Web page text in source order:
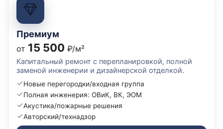
Премиум
от 15 500 ₽/м²
Капитальный ремонт с перепланировкой, полной
заменой инженерии и дизайнерской отделкой.
Новые перегородки/входная группа
Полная инженерия: ОВиК, ВК, ЭОМ
Акустика/пожарные решения
Авторский/технадзор